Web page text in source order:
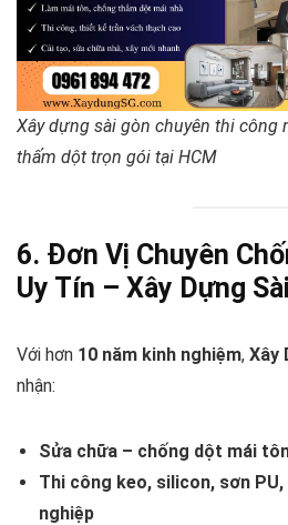
Xây dựng sài gòn chuyên thi công
thấm dột trọn gói tại HCM
6. Đơn Vị Chuyên
Uy Tín – Xây Dựng
Với hơn 10 năm kinh nghiệm, Xây
nhận:
Sửa chữa – chống dột mái
Thi công keo, silicon, sơn
nghiệp